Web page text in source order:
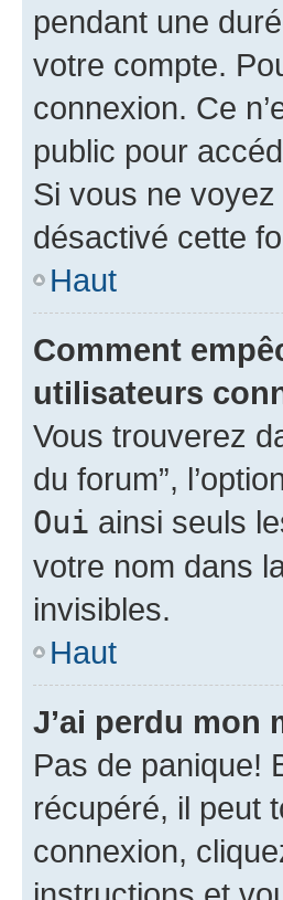
pendant une
votre compte.
connexion. Ce
public pour
Si vous ne
désactivé cette
Haut
Comment
utilisateurs
Vous trouverez
du forum”,
Oui ainsi seuls
votre nom dans
invisibles.
Haut
J’ai perdu mon
Pas de panique!
récupéré, il peut
connexion,